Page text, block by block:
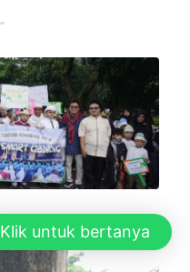
Klik untuk bertanya